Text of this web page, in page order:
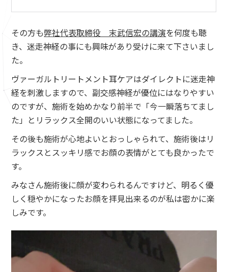
その方も弊社代表取締役 末武信宏の講演を何度も聴
き、迷走神経の事にも興味があり受けに来て下さいまし
た。
ヴァーガルトリートメント耳ケアはダイレクトに迷走神
経を刺激しますので、副交感神経が優位にはなりやすい
のですが、施術を始めかなり前半で「今一瞬落ちてまし
た」とリラックス全開のいい状態になってました。
その後も施術が心地よいとおっしゃられて、施術後はリ
ラックスとスッキリ感でお顔の表情がとても良かったで
す。
みなさん施術後に顔が変わられるんですけど、明るく優
しく穏やかになったお顔を拝見出来るのが私は密かに楽
しみです。